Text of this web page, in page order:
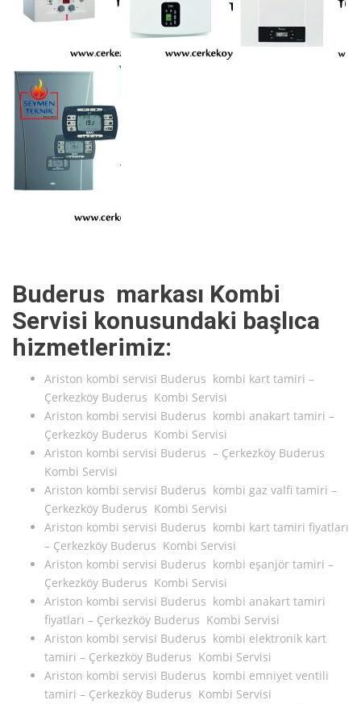
Buderus markası Kombi
Servisi konusundaki başlıca
hizmetlerimiz:
Ariston kombi servisi Buderus kombi kart tamiri –
Çerkezköy Buderus Kombi Servisi
Ariston kombi servisi Buderus kombi anakart tamiri –
Çerkezköy Buderus Kombi Servisi
Ariston kombi servisi Buderus – Çerkezköy Buderus
Kombi Servisi
Ariston kombi servisi Buderus kombi gaz valfi tamiri –
Çerkezköy Buderus Kombi Servisi
Ariston kombi servisi Buderus kombi kart tamiri fiyatları
– Çerkezköy Buderus Kombi Servisi
Ariston kombi servisi Buderus kombi eşanjör tamiri –
Çerkezköy Buderus Kombi Servisi
Ariston kombi servisi Buderus kombi anakart tamiri
fiyatları – Çerkezköy Buderus Kombi Servisi
Ariston kombi servisi Buderus kombi elektronik kart
tamiri – Çerkezköy Buderus Kombi Servisi
Ariston kombi servisi Buderus kombi emniyet ventili
tamiri – Çerkezköy Buderus Kombi Servisi